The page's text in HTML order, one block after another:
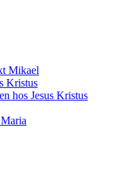
Mikael
Kristus
hos Jesus Kristus